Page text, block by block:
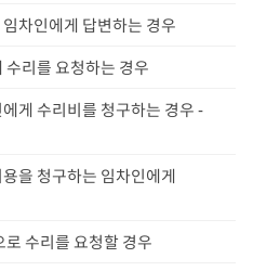
차인에게 답변하는 경우
리를 요청하는 경우
게 수리비를 청구하는 경우 -
을 청구하는 임차인에게
수리를 요청할 경우